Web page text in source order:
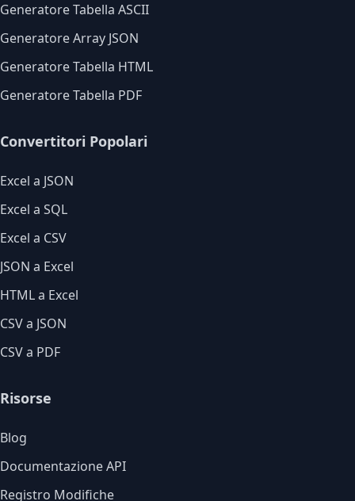
Generatore Tabella ASCII
Generatore Array JSON
Generatore Tabella HTML
Generatore Tabella PDF
Convertitori Popolari
Excel a JSON
Excel a SQL
Excel a CSV
JSON a Excel
HTML a Excel
CSV a JSON
CSV a PDF
Risorse
Blog
Documentazione API
Registro Modifiche